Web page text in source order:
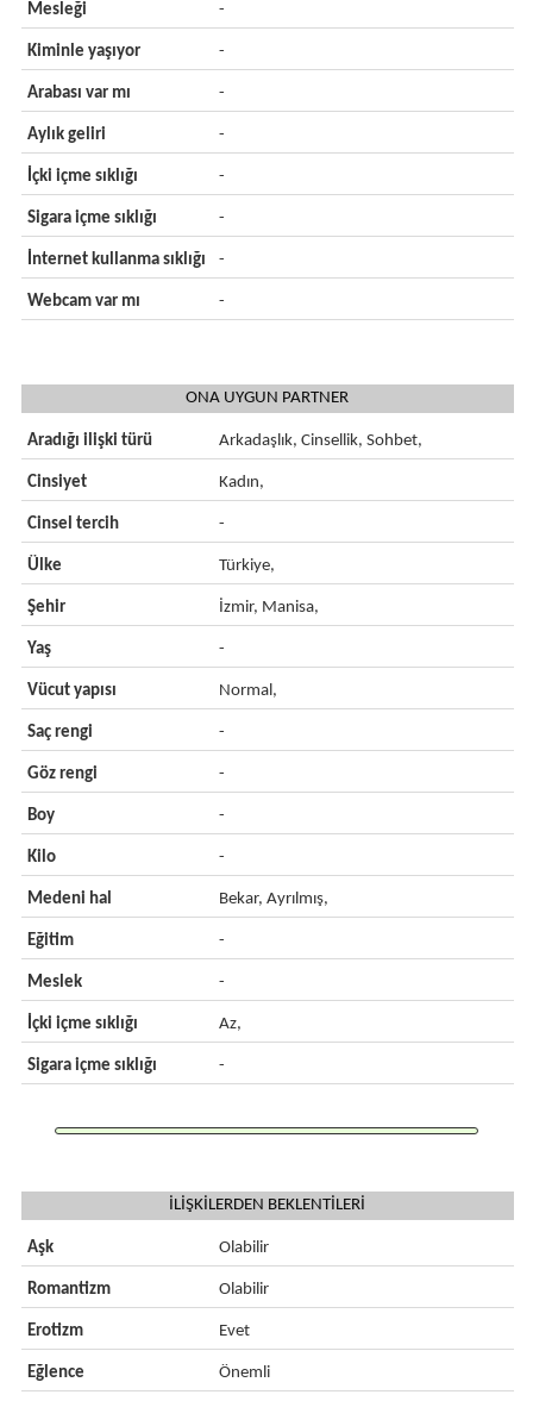
Mesleği -
Kiminle yaşıyor -
Arabası var mı -
Aylık geliri -
İçki içme sıklığı -
Sigara içme sıklığı -
İnternet kullanma sıklığı -
Webcam var mı -
ONA UYGUN PARTNER
Aradığı ilişki türü Arkadaşlık, Cinsellik, Sohbet,
Cinsiyet Kadın,
Cinsel tercih -
Ülke Türkiye,
Şehir İzmir, Manisa,
Yaş -
Vücut yapısı Normal,
Saç rengi -
Göz rengi -
Boy -
Kilo -
Medeni hal Bekar, Ayrılmış,
Eğitim -
Meslek -
İçki içme sıklığı Az,
Sigara içme sıklığı -
İLİŞKİLERDEN BEKLENTİLERİ
Aşk Olabilir
Romantizm Olabilir
Erotizm Evet
Eğlence Önemli